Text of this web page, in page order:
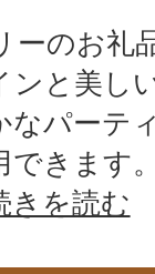
ーのお礼
ンと美し
なパーテ
できます
きを読む